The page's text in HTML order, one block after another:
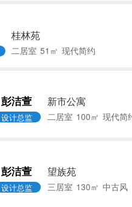
方克伟
首席设计师 140㎡ 日式风格
刘丽丽
设计总监
歌林春天馨园
三居室 140㎡ 现代简
刘丽丽
设计总监
中环一号
三居室 154㎡ 中古风